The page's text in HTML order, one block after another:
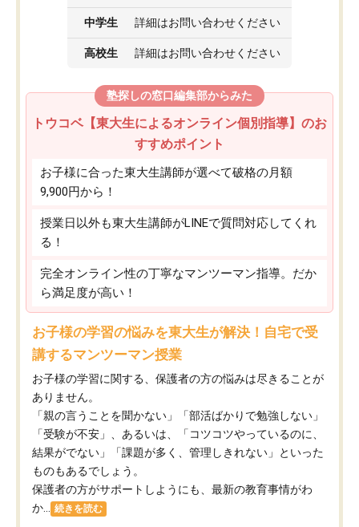
中学生 詳細はお問い合わせください
高校生 詳細はお問い合わせください
塾探しの窓口編集部からみた
トウコベ【東大生によるオンライン個別指導】のお
すすめポイント
お子様に合った東大生講師が選べて破格の月額
9,900円から！
授業日以外も東大生講師がLINEで質問対応してくれ
る！
完全オンライン性の丁寧なマンツーマン指導。だか
ら満足度が高い！
お子様の学習の悩みを東大生が解決！自宅で受
講するマンツーマン授業
お子様の学習に関する、保護者の方の悩みは尽きることが
ありません。
「親の言うことを聞かない」「部活ばかりで勉強しない」
「受験が不安」、あるいは、「コツコツやっているのに、
結果がでない」「課題が多く、管理しきれない」といった
ものもあるでしょう。
保護者の方がサポートしようにも、最新の教育事情がわ
か...
続きを読む